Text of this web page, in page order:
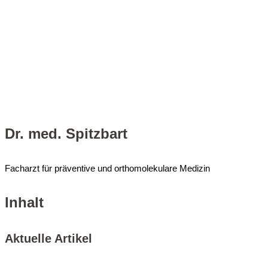
Dr. med. Spitzbart
Facharzt für präventive und orthomolekulare Medizin
Inhalt
Aktu­el­le Artikel